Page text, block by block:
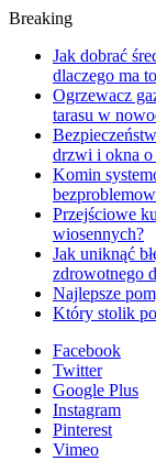
Breaking
Jak dobrać
dlaczego ma
Ogrzewacz
tarasu w
drzwi i okna o
Komin
Przejściowe
wiosennych?
Jak uniknąć
zdrowotnego
Najlepsze
Który stolik
Facebook
Twitter
Google Plus
Instagram
Pinterest
Vimeo